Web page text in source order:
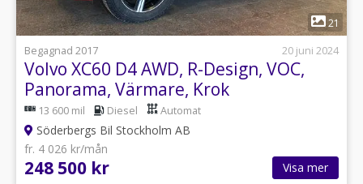
1
21
Begagnad 2017
20 juni 2024
Volvo XC60 D4 AWD, R-Design, VOC,
Panorama, Värmare, Krok
13 600 mil Diesel Automat
Söderbergs Bil Stockholm AB
fr. 4 026 kr/mån
248 500 kr Visa mer